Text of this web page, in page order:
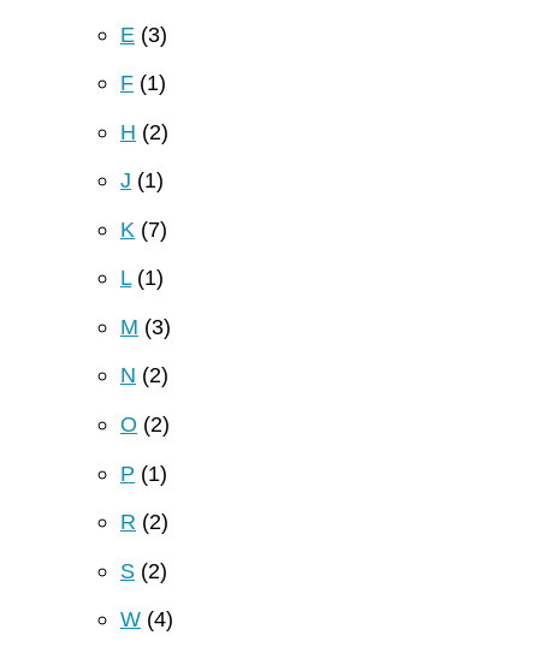
E (3)
F (1)
H (2)
J (1)
K (7)
L(1)
M (3)
N (2)
O (2)
P (1)
R (2)
S (2)
W (4)